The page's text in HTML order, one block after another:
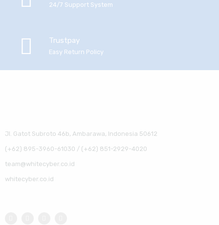
24/7 Support System
Trustpay
Easy Return Policy
Jl. Gatot Subroto 46b, Ambarawa, Indonesia 50612
(+62) 895-3960-61030 / (+62) 851-2929-4020
team@whitecyber.co.id
whitecyber.co.id